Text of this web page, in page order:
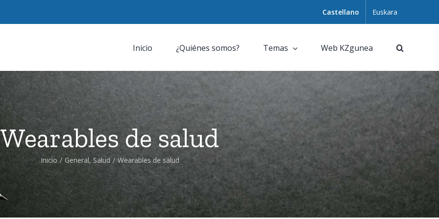
Castellano Euskara
Inicio ¿Quiénes somos? Temas Web KZgunea
Wearables de salud
Inicio / General, Salud / Wearables de salud